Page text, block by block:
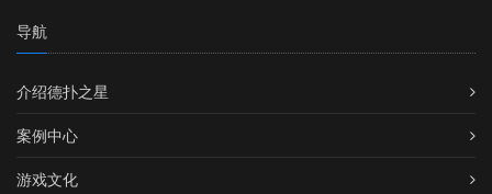
导航
介绍德扑之星
案例中心
游戏文化